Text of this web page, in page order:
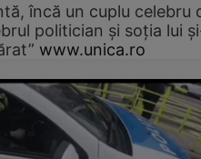
încă un cuplu celebru
politician și soția lui
www.unica.ro